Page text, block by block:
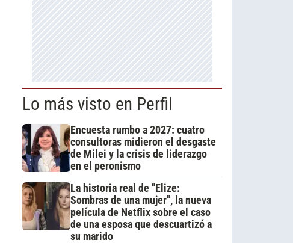
Lo más visto en Perfil
Encuesta rumbo a 2027: cuatro
consultoras midieron el desgaste
de Milei y la crisis de liderazgo
en el peronismo
La historia real de "Elize:
Sombras de una mujer", la nueva
película de Netflix sobre el caso
de una esposa que descuartizó a
su marido